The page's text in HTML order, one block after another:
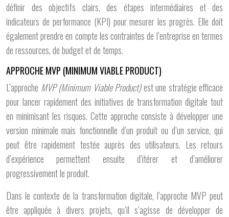
définir des objectifs clairs, des étapes intermédiaires et des
indicateurs de performance (KPI) pour mesurer les progrès. Elle doit
également prendre en compte les contraintes de l’entreprise en termes
de ressources, de budget et de temps.
APPROCHE MVP (MINIMUM VIABLE PRODUCT)
L’approche MVP (Minimum Viable Product)est une stratégie efficace
pour lancer rapidement des initiatives de transformation digitale tout
en minimisant les risques. Cette approche consiste à développer une
version minimale mais fonctionnelle d’un produit ou d’un service, qui
peut être rapidement testée auprès des utilisateurs. Les retours
d’expérience permettent ensuite d’itérer et d’améliorer
progressivement le produit.
Dans le contexte de la transformation digitale, l’approche MVP peut
être appliquée à divers projets, qu’il s’agisse de développer de